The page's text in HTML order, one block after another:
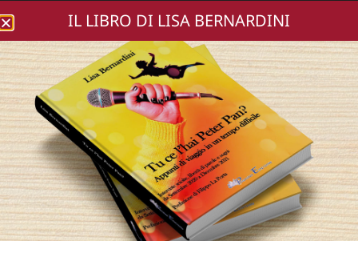
Lisa Bernardini
DSC01974-26
IL LIBRO DI LISA BERNARDINI